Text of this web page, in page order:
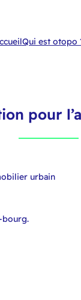
Qui est otopo
pour
urbain
bourg.